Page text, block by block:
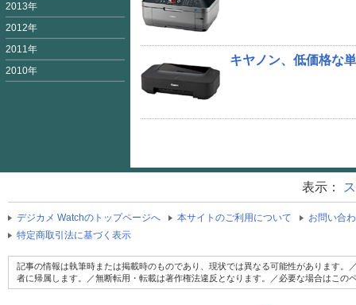
キヤノン、低価格な
2013年
2012年
2011年
2010年
表示：
デジカメ Watchのトップページへ 本サイトのご利用について
お問い合
特定商取引法に基づく表示
記事の情報は執筆時または掲載時のものであり、現状では異なる可能性があります
者に帰属します。／無断転用・転載は著作権法違反となります。／必要な場合はこ